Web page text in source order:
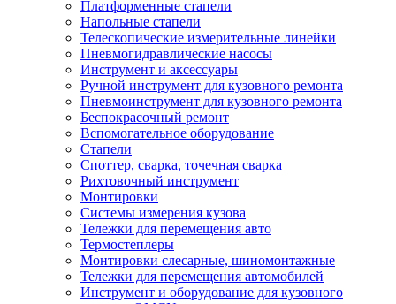
Платформенные стапели
Напольные стапели
Телескопические измерительные линейки
Пневмогидравлические насосы
Инструмент и аксессуары
Ручной инструмент для кузовного ремонта
Пневмоинструмент для кузовного ремонта
Беспокрасочный ремонт
Вспомогательное оборудование
Стапели
Споттер, сварка, точечная сварка
Рихтовочный инструмент
Монтировки
Системы измерения кузова
Тележки для перемещения авто
Термостеплеры
Монтировки слесарные, шиномонтажные
Тележки для перемещения автомобилей
Инструмент и оборудование для кузовного